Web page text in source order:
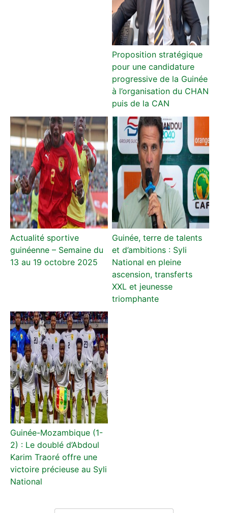
Proposition stratégique
pour une candidature
progressive de la Guinée
à l’organisation du CHAN
puis de la CAN
Actualité sportive
guinéenne – Semaine du
13 au 19 octobre 2025
Guinée, terre de talents
et d’ambitions : Syli
National en pleine
ascension, transferts
XXL et jeunesse
triomphante
Guinée-Mozambique (1-
2) : Le doublé d’Abdoul
Karim Traoré offre une
victoire précieuse au Syli
National